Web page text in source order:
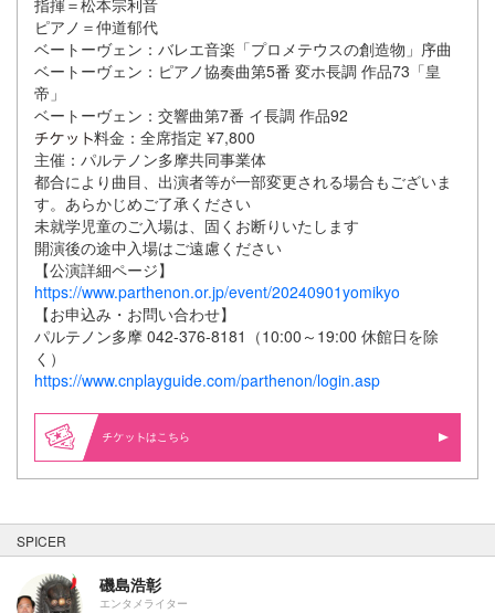
指揮＝松本宗利音
ピアノ＝仲道郁代
ベートーヴェン：バレエ音楽「プロメテウスの創造物」序曲
ベートーヴェン：ピアノ協奏曲第5番 変ホ長調 作品73「皇
帝」
ベートーヴェン：交響曲第7番 イ長調 作品92
料金：全席指定 ¥7,800
主催：パルテノン多摩共同事業体
都合により曲目、出演者等が一部変更される場合もございま
す。あらかじめご了承ください
未就学児童のご入場は、固くお断りいたします
開演後の途中入場はご遠慮ください
【公演詳細ページ】
https://www.parthenon.or.jp/event/20240901yomikyo
【お申込み・お問い合わせ】
パルテノン多摩 042-376-8181（10:00～19:00 休館日を除
く）
https://www.cnplayguide.com/parthenon/login.asp
はこちら
SPICER
磯島浩彰
エンタメライター